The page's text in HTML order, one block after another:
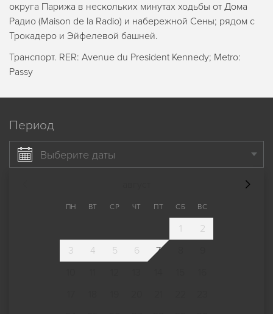
округа Парижа в нескольких минутах ходьбы от Дома
Радио (Maison de la Radio) и набережной Сены; рядом с
Трокадеро и Эйфелевой башней.
Транспорт. RER: Avenue du President Kennedy; Metro:
Passy
Период
Выберите даты
ПН ВТ СР ЧТ ПТ СБ ВС
1
2
3
4 5 6 7